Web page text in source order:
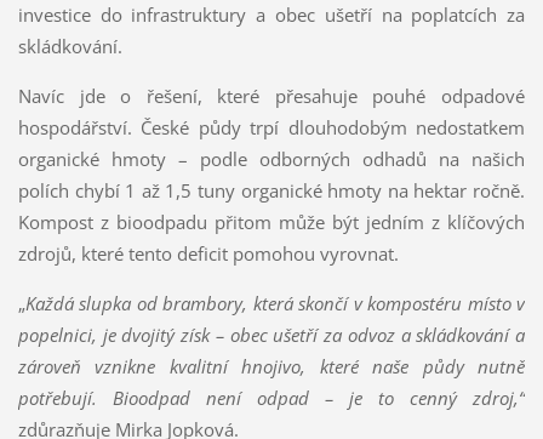
investice do infrastruktury a obec ušetří na poplatcích za
skládkování.
Navíc jde o řešení, které přesahuje pouhé odpadové
hospodářství. České půdy trpí dlouhodobým nedostatkem
organické hmoty – podle odborných odhadů na našich
polích chybí 1 až 1,5 tuny organické hmoty na hektar ročně.
Kompost z bioodpadu přitom může být jedním z klíčových
zdrojů, které tento deficit pomohou vyrovnat.
„Každá slupka od brambory, která skončí v kompostéru místo v
popelnici, je dvojitý získ – obec ušetří za odvoz a skládkování a
zároveň vznikne kvalitní hnojivo, které naše půdy nutně
potřebují. Bioodpad není odpad – je to cenný zdroj,“
zdůrazňuje Mirka Jopková.